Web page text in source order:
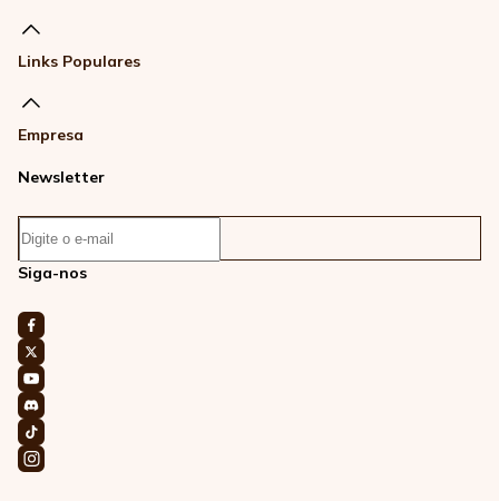
Links Populares
Empresa
Newsletter
Siga-nos